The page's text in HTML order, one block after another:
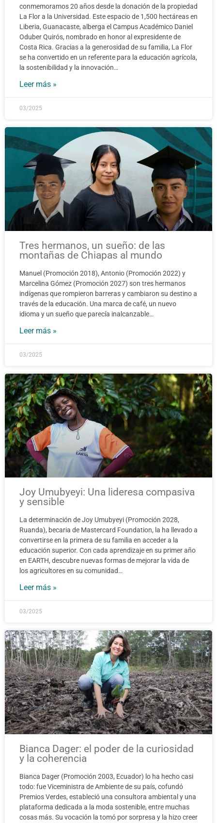
conmemoramos 20 años desde la donación de la propiedad
La Flor a la Universidad. Este espacio de 1,500 hectáreas en
Liberia, Guanacaste, alberga el Campus Académico Daniel
Oduber Quirós, nombrado en honor al expresidente de
Costa Rica. Gracias a la generosidad de su familia, La Flor
se ha convertido en un referente para la educación agrícola,
la sostenibilidad y la innovación…
Leer más »
03/2025
Tres hermanos, un sueño: de las
montañas de Chiapas al mundo
Manuel (Promoción 2018), Antonio (Promoción 2022) y
Marcelina Gómez (Promoción 2027) son tres hermanos
indígenas que rompieron barreras y cambiaron su destino a
través de la educación. Una marca de café, un nuevo
idioma y un sueño que parecía inalcanzable…
Leer más »
03/2025
Joy Umubyeyi: Una lideresa compasiva
y sensible
La determinación de Joy Umubyeyi (Promoción 2028,
Ruanda), becaria de Mastercard Foundation, la ha llevado a
convertirse en la primera de su familia en acceder a la
educación superior. Con cada aprendizaje en su primer año
en EARTH, descubre nuevas formas de mejorar la vida de
los agricultores en su comunidad…
Leer más »
03/2025
Bianca Dager: el poder de la curiosidad
y la coherencia
Bianca Dager (Promoción 2003, Ecuador) lo ha hecho casi
todo: fue Viceministra de Ambiente de su país, cofundó
Premios Verdes, estableció una consultora ambiental y una
plataforma dedicada a la moda sostenible, entre muchas
cosas más. Su vocación la tomó por sorpresa y la hizo creer